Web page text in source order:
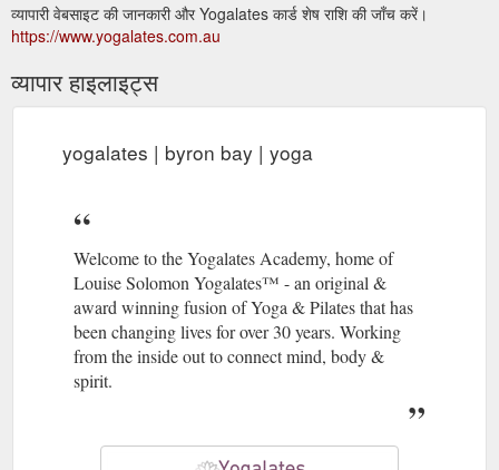
व्यापारी वेबसाइट की जानकारी और Yogalates कार्ड शेष राशि की जाँच करें।
https://www.yogalates.com.au
व्यापार हाइलाइट्स
yogalates | byron bay | yoga
Welcome to the Yogalates Academy, home of
Louise Solomon Yogalates™ - an original &
award winning fusion of Yoga & Pilates that has
been changing lives for over 30 years. Working
from the inside out to connect mind, body &
spirit.